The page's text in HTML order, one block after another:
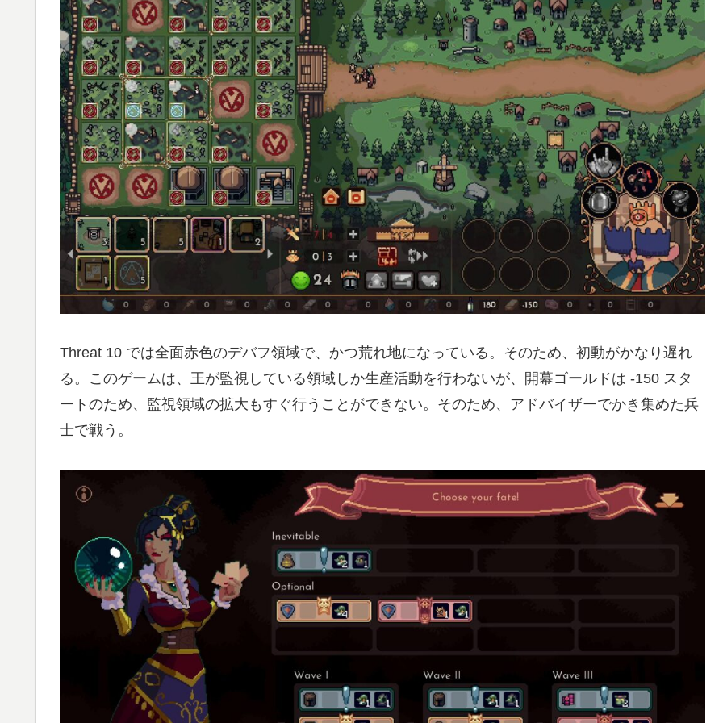
Threat 10 では全面赤色のデバフ領域で、かつ荒れ地になっている。そのため、初動がかなり遅れ
る。このゲームは、王が監視している領域しか生産活動を行わないが、開幕ゴールドは -150 スタ
ートのため、監視領域の拡大もすぐ行うことができない。そのため、アドバイザーでかき集めた兵
士で戦う。